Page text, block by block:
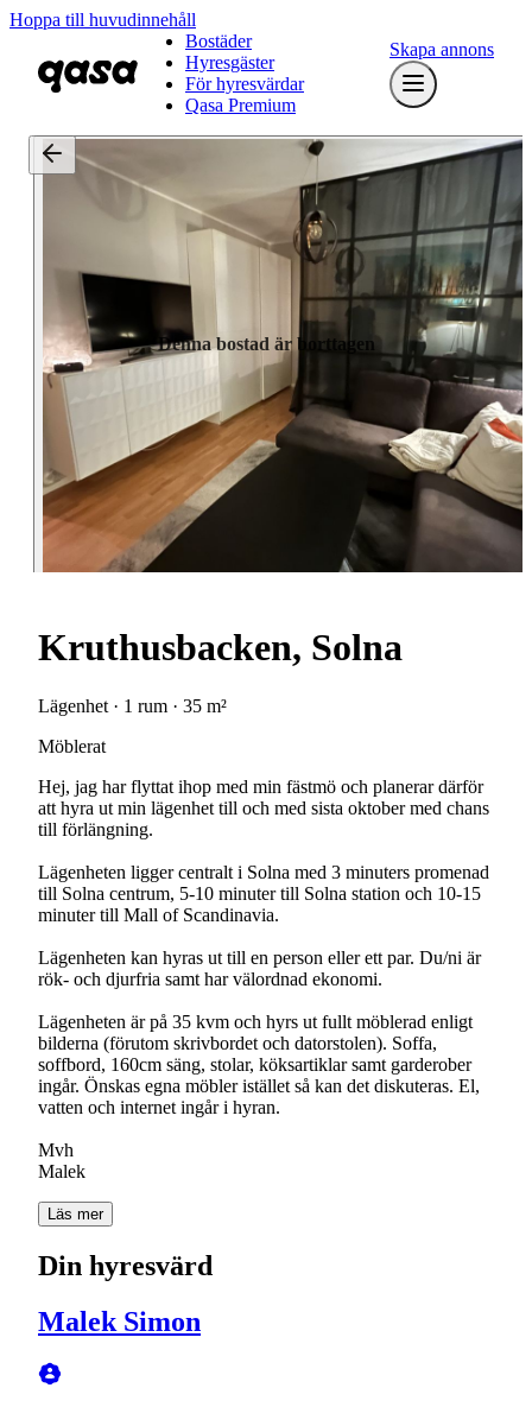
Hoppa till huvudinnehåll
Bostäder
Hyresgäster
För hyresvärdar
Qasa Premium
Skapa annons
Denna bostad är borttagen
Kruthusbacken, Solna
Lägenhet · 1 rum · 35 m²
Möblerat
Hej, jag har flyttat ihop med min fästmö och planerar därför
att hyra ut min lägenhet till och med sista oktober med chans
till förlängning.
Lägenheten ligger centralt i Solna med 3 minuters promenad
till Solna centrum, 5-10 minuter till Solna station och 10-15
minuter till Mall of Scandinavia.
Lägenheten kan hyras ut till en person eller ett par. Du/ni är
rök- och djurfria samt har välordnad ekonomi.
Lägenheten är på 35 kvm och hyrs ut fullt möblerad enligt
bilderna (förutom skrivbordet och datorstolen). Soffa,
soffbord, 160cm säng, stolar, köksartiklar samt garderober
ingår. Önskas egna möbler istället så kan det diskuteras. El,
vatten och internet ingår i hyran.
Mvh
Malek
Läs mer
Din hyresvärd
Malek Simon